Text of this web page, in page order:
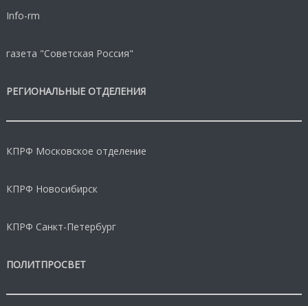
Info-rm
газета "Советская Россия"
РЕГИОНАЛЬНЫЕ ОТДЕЛЕНИЯ
КПРФ Московское отделение
КПРФ Новосибирск
КПРФ Санкт-Петербург
ПОЛИТПРОСВЕТ